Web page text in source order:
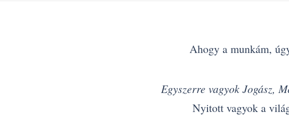
Ahogy a munkám,
Egyszerre vagyok Jogász,
Nyitott vagyok a